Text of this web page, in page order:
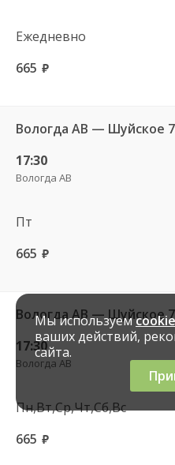
Ежедневно
665 руб.
Вологда АВ — Шуйское
17:30
Вологда АВ
Пт
665 руб.
Вологда АВ — Шуйское
17:30
Вологда АВ
Пн,Вт,Ср,Чт,Сб,Вс
665 руб.
Мы используем
ваших действий,
сайта.